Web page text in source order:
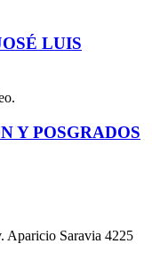
LUIS
Y POSGRADOS
Aparicio Saravia 4225